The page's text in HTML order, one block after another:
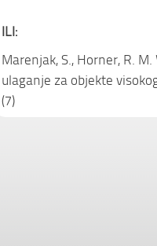
ILI:
Marenjak, S., Horner, R.
ulaganje za objekte
(7)